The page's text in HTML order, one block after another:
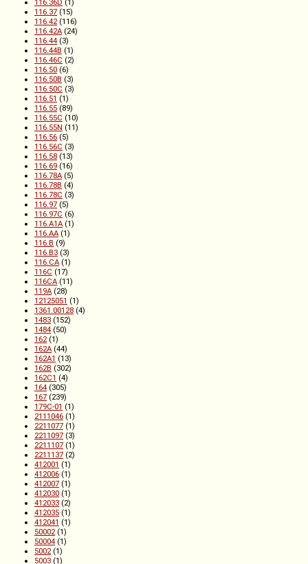
116.36D (1)
116.37 (15)
116.42(116)
116.42A (24)
116.44 (3)
116.44B (1)
116.46C (2)
116.50 (6)
116.50B (3)
116.50C (3)
116.51 (1)
116.55 (89)
116.55C (10)
116.55N (11)
116.56 (5)
116.56C (3)
116.58 (13)
116.69 (16)
116.78A (5)
116.78B (4)
116.78C (3)
116.97 (5)
116.97C (6)
116.A1A (1)
116.AA (1)
116.B (9)
116.B3 (3)
116.CA (1)
116C (17)
116CA (11)
119A (28)
12125051 (1)
1361.00128 (4)
1483 (152)
1484 (50)
162(1)
162A (44)
162A1 (13)
162B (302)
162C1 (4)
164 (305)
167 (239)
179C-01 (1)
2111046 (1)
2211077 (1)
2211097 (3)
2211107 (1)
2211137 (2)
412001 (1)
412006 (1)
412007 (1)
412030 (1)
412033 (2)
412035 (1)
412041 (1)
50002(1)
50004 (1)
5002(1)
5003 (1)